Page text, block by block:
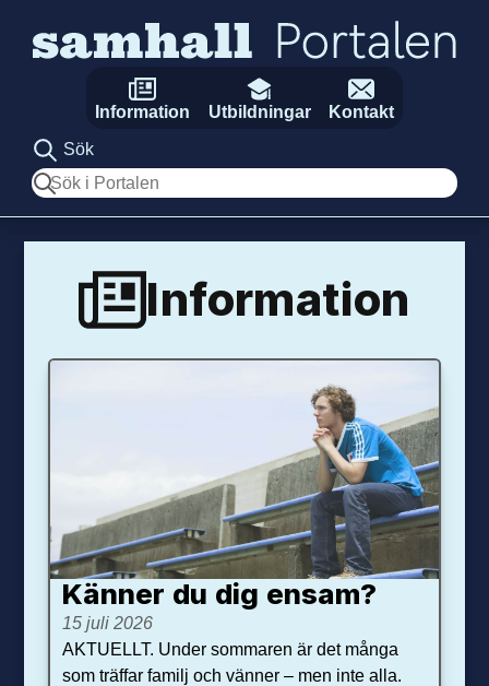
Information Utbildningar
Kontakt
Sök
Sök
Information
Känner du dig ensam?
15 juli 2026
AKTUELLT. Under sommaren är det många
som träffar familj och vänner – men inte alla.